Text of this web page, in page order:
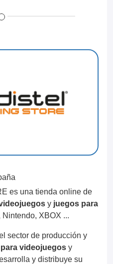
es una tienda online de
y juegos para
Nintendo, XBOX ...
sector de producción y
videojuegos y
y distribuye su